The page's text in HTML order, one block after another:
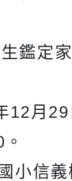
鑑定
12月
小信